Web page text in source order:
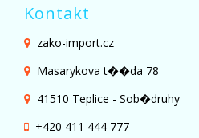
Kontakt
zako-import.cz
Masarykova t��da 78
41510 Teplice - Sob�druhy
+420 411 444 777